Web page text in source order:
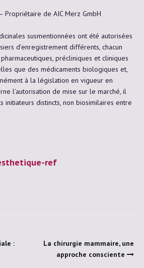
Propriétaire de AIC Merz GmbH
susmentionnées ont été autorisées
d’enregistrement différents, chacun
précliniques et cliniques
que des médicaments biologiques et,
à la législation en vigueur en
l’autorisation de mise sur le marché, il
initiateurs distincts, non biosimilaires entre
ref
:
La chirurgie mammaire, une
approche consciente